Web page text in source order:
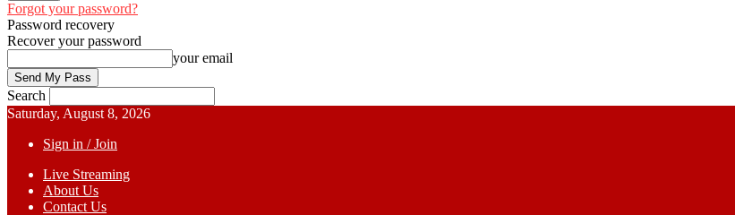
Forgot your password?
Password recovery
Recover your password
your email
Search
Saturday, August 8, 2026
Sign in / Join
Live Streaming
About Us
Contact Us